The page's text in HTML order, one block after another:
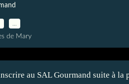
de Mary
au SAL Gourmand suite à la